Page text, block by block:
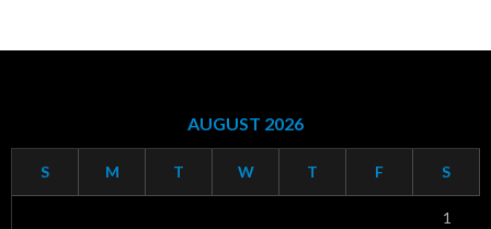
AUGUST 2026
S M T W T F S
1